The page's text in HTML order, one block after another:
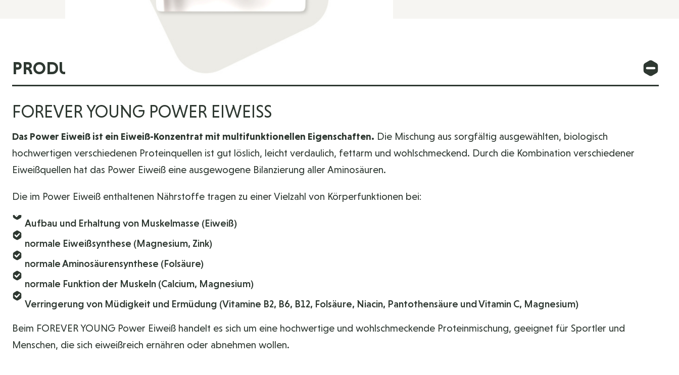
PRODUKTINFORMATIONEN
FOREVER YOUNG POWER EIWEISS
Das Power Eiweiß ist ein Eiweiß-Konzentrat mit multifunktionellen Eigenschaften. Die Mischung aus sorgfältig ausgewählten, biologisch
hochwertigen verschiedenen Proteinquellen ist gut löslich, leicht verdaulich, fettarm und wohlschmeckend. Durch die Kombination verschiedener
Eiweißquellen hat das Power Eiweiß eine ausgewogene Bilanzierung aller Aminosäuren.
Die im Power Eiweiß enthaltenen Nährstoffe tragen zu einer Vielzahl von Körperfunktionen bei:
Aufbau und Erhaltung von Muskelmasse (Eiweiß)
normale Eiweißsynthese (Magnesium, Zink)
normale Aminosäurensynthese (Folsäure)
normale Funktion der Muskeln (Calcium, Magnesium)
Verringerung von Müdigkeit und Ermüdung (Vitamine B2, B6, B12, Folsäure, Niacin, Pantothensäure und Vitamin C, Magnesium)
Beim FOREVER YOUNG Power Eiweiß handelt es sich um eine hochwertige und wohlschmeckende Proteinmischung, geeignet für Sportler und
Menschen, die sich eiweißreich ernähren oder abnehmen wollen.